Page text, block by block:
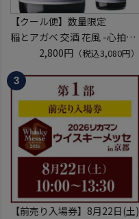
【クール便】数量限定
稲とアガベ 交酒 花風 -心拍-
KYOTO EDITION 720ml こう
しゅ はなかぜ craft sake クラ
フトサケ 秋田県 男鹿市
2,800円（税込3,080円）
【前売り入場券】8月22日(土)